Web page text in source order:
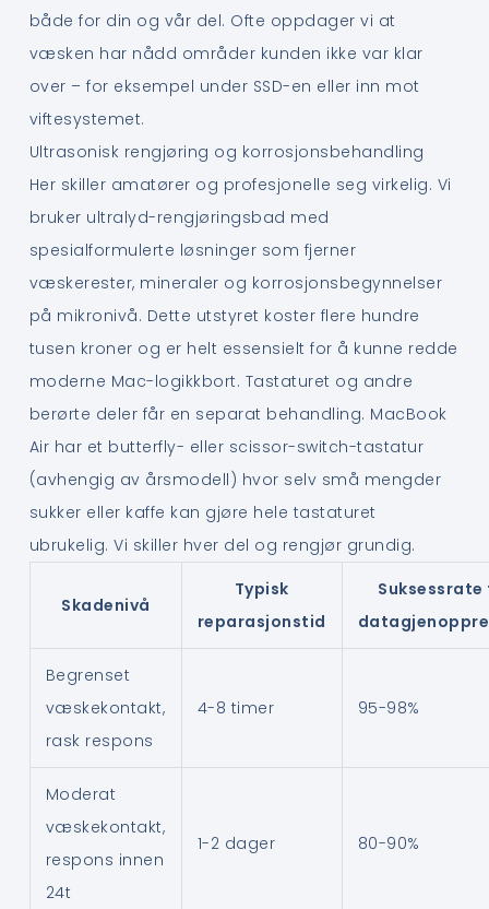
både for din og vår del. Ofte oppdager vi at
væsken har nådd områder kunden ikke var klar
over – for eksempel under SSD-en eller inn mot
viftesystemet.
Ultrasonisk rengjøring og korrosjonsbehandling
Her skiller amatører og profesjonelle seg virkelig. Vi
bruker ultralyd-rengjøringsbad med
spesialformulerte løsninger som fjerner
væskerester, mineraler og korrosjonsbegynnelser
på mikronivå. Dette utstyret koster flere hundre
tusen kroner og er helt essensielt for å kunne redde
moderne Mac-logikkbort. Tastaturet og andre
berørte deler får en separat behandling. MacBook
Air har et butterfly- eller scissor-switch-tastatur
(avhengig av årsmodell) hvor selv små mengder
sukker eller kaffe kan gjøre hele tastaturet
ubrukelig. Vi skiller hver del og rengjør grundig.
Skadenivå
Typisk
reparasjonstid
Suksessrate
Begrenset
væskekontakt,
rask respons
4-8 timer 95-98%
Moderat
væskekontakt,
respons innen
24t
1-2 dager 80-90%